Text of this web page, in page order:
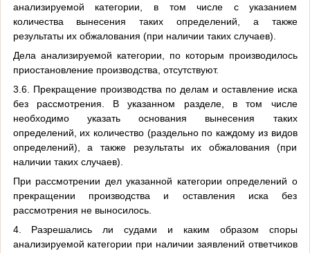
анализируемой категории, в том числе с указанием
количества вынесения таких определений, а также
результаты их обжалования (при наличии таких случаев).
Дела анализируемой категории, по которым производилось
приостановление производства, отсутствуют.
3.6. Прекращение производства по делам и оставление иска
без рассмотрения. В указанном разделе, в том числе
необходимо указать основания вынесения таких
определений, их количество (раздельно по каждому из видов
определений), а также результаты их обжалования (при
наличии таких случаев).
При рассмотрении дел указанной категории определений о
прекращении производства и оставления иска без
рассмотрения не выносилось.
4. Разрешались ли судами и каким образом споры
анализируемой категории при наличии заявлений ответчиков